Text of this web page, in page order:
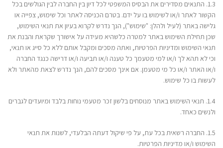
1.3. התנאים מסדירים את הבסיס המשפטי לכל דיון בין החברה לבין הגולשים בכל
הקשור לאתר ו/או לשימוש בו על ידם. בטרם הכניסה לאתר וכל שימוש, צפייה או
גלישה באתר (לעיל ולהלן: "שימוש"), הנך נדרש לקרוא בעיון את תנאי השימוש,
שכן תחילת השימוש באתר למטרה כלשהיא מעידה על אישורך שקראת והבנת את
תנאי השימוש ומדיניות הפרטיות, ואתה מסכים ומקבל אותם ללא כל סייג או תנאי,
וכי לא תהא לך ו/או למי מטעמך כל טענה ו/או תביעה ו/או דרישה כנגד החברה
ו/או האתר ו/או כל מי מטעמן. אם אינך מסכים להם, הנך נדרש לצאת מהאתר ולא
לעשות בו כל שימוש.
1.4. תנאי השימוש באתר מנוסחים בלשון זכר מטעמי נוחות בלבד ומיועדים לגברים
ולנשים כאחד.
1.5. החברה רשאית בכל עת, על פי שיקול דעתה הבלעדי, לשנות את תנאי
השימוש ו/או מדיניות הפרטיות.